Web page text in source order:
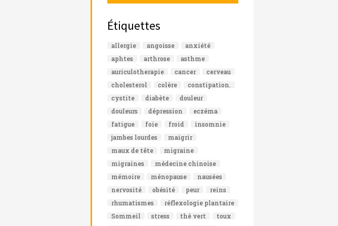
Étiquettes
allergie angoisse
anxiété
aphtes
arthrose
asthme
auriculotherapie
cancer
cerveau
cholesterol
colère
constipation.
cystite
diabète
douleur
douleurs
dépression
eczéma
fatigue
foie froid
insomnie
jambes lourdes
maigrir
maux de tête
migraine
migraines
médecine chinoise
mémoire
ménopause
nausées
nervosité
obésité peur
reins
rhumatismes
réflexologie plantaire
Sommeil
stress thé vert
toux